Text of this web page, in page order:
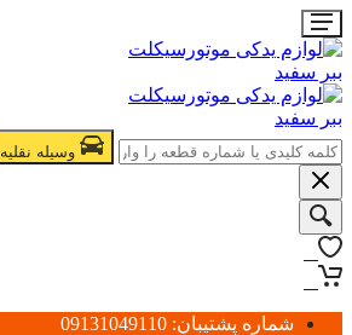
وسیله نقلیه
شماره پشتیبان: 09131049110